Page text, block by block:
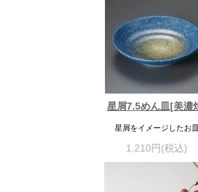
星屑7.5めん皿[美濃
星屑をイメージしたお皿
1,210円(税込)